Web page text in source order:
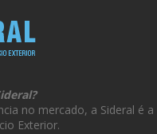
no mercado, a Sideral é
Exterior.